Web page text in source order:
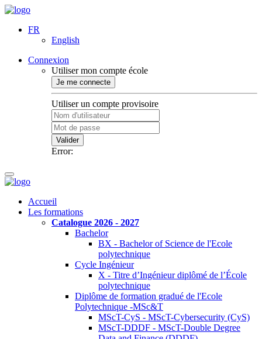
FR
English
Connexion
Utiliser mon compte école
Je me connecte
Utiliser un compte provisoire
Valider
Error:
Accueil
Les formations
Catalogue 2026 - 2027
Bachelor
BX - Bachelor of Science de l'Ecole
polytechnique
Cycle Ingénieur
X - Titre d’Ingénieur diplômé de l’École
polytechnique
Diplôme de formation gradué de l'Ecole
Polytechnique -MSc&T
MScT-CyS - MScT-Cybersecurity (CyS)
MScT-DDDF - MScT-Double Degree